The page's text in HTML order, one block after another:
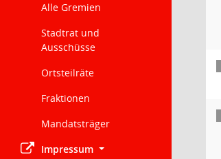
Alle Gremien
Stadtrat und
Ausschüsse
Ortsteilräte
Fraktionen
Mandatsträger
Impressum